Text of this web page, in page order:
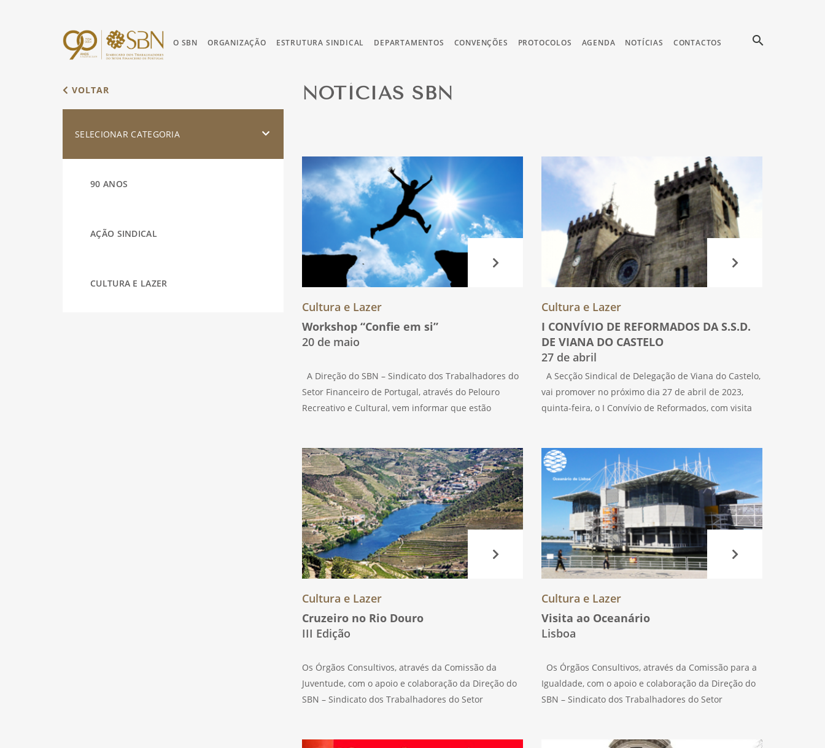
O SBN ORGANIZAÇÃO ESTRUTURA SINDICAL DEPARTAMENTOS CONVENÇÕES PROTOCOLOS AGENDA NOTÍCIAS CONTACTOS search
VOLTAR
SELECIONAR CATEGORIA
90 ANOS
AÇÃO SINDICAL
CULTURA E LAZER
NOTÍCIAS SBN
Cultura e Lazer
Workshop “Confie em si”
20 de maio
A Direção do SBN – Sindicato dos Trabalhadores do
Setor Financeiro de Portugal, através do Pelouro
Recreativo e Cultural, vem informar que estão
Cultura e Lazer
I CONVÍVIO DE REFORMADOS DA S.S.D.
DE VIANA DO CASTELO
27 de abril
A Secção Sindical de Delegação de Viana do Castelo,
vai promover no próximo dia 27 de abril de 2023,
quinta-feira, o I Convívio de Reformados, com visita
Cultura e Lazer
Cruzeiro no Rio Douro
III Edição
Os Órgãos Consultivos, através da Comissão da
Juventude, com o apoio e colaboração da Direção do
SBN – Sindicato dos Trabalhadores do Setor
Cultura e Lazer
Visita ao Oceanário
Lisboa
Os Órgãos Consultivos, através da Comissão para a
Igualdade, com o apoio e colaboração da Direção do
SBN – Sindicato dos Trabalhadores do Setor